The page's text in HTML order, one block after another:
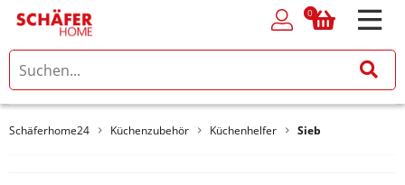
0
0
Schäferhome24 Küchenzubehör Küchenhelfer Sieb